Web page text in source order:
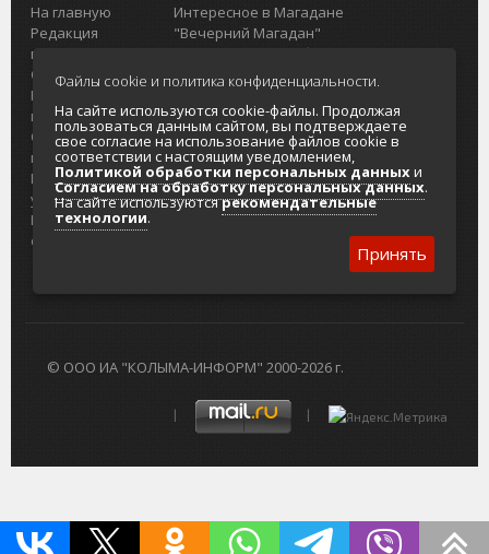
На главную
Редакция
портала
О проекте
Реклама на
портале
Отзывы и
предложения
Интернет-
услуги
Разработка
сайтов
Интересное в Магадане
"Вечерний Магадан"
Городская доска объявлений
Реклама
Главный туристический портал
Колымы
Политика в отношении обработки
персональных данных
Согласие на обработку персональных
данных
© ООО ИА "КОЛЫМА-ИНФОРМ" 2000-2026 г.
Файлы cookie и политика конфиденциальности.
На сайте используются cookie-файлы. Продолжая
пользоваться данным сайтом, вы подтверждаете
свое согласие на использование файлов cookie в
соответствии с настоящим уведомлением,
Политикой обработки персональных данныхи
Согласием на обработку персональных данных.
На сайте используютсярекомендательные
технологии.
Принять